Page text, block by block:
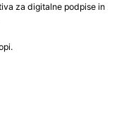
za digitalne podpise in